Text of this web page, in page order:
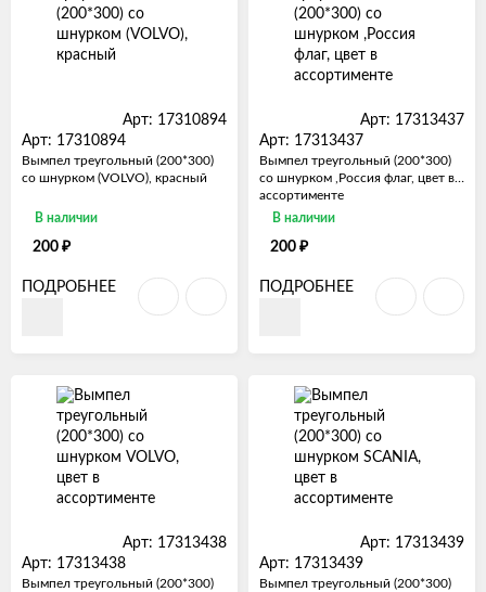
Арт: 17310894
Арт: 17310894
Вымпел треугольный (200*300)
со шнурком (VOLVO), красный
В наличии
200 ₽
ПОДРОБНЕЕ
Арт: 17313437
Арт: 17313437
Вымпел треугольный (200*300)
со шнурком ,Россия флаг, цвет в
ассортименте
В наличии
200 ₽
ПОДРОБНЕЕ
Арт: 17313438
Арт: 17313438
Вымпел треугольный (200*300)
Арт: 17313439
Арт: 17313439
Вымпел треугольный (200*300)